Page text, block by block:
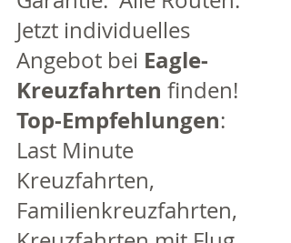
Jetzt individuelles
Angebot bei Eagle-
Kreuzfahrten finden!
Top-Empfehlungen:
Last Minute
Kreuzfahrten,
Familienkreuzfahrten,